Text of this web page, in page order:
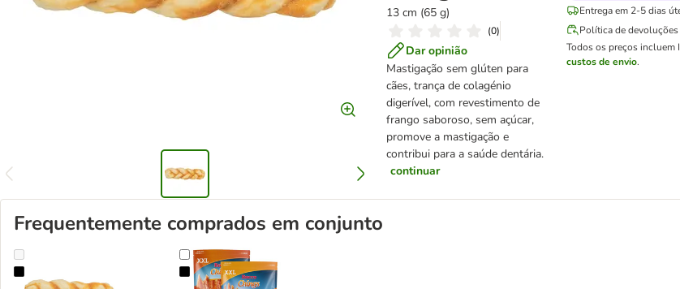
13 cm (65 g)
(0)
Dar opinião
Mastigação sem glúten para
cães, trança de colagénio
digerível, com revestimento de
frango saboroso, sem açúcar,
promove a mastigação e
contribui para a saúde dentária.
continuar
Entrega em 2-5 dias
Política de devoluções
Todos os preços incluem
custos de envio.
Frequentemente comprados em conjunto
Trança de colagénio Trixie com frangoRocco Chings Pack XXL